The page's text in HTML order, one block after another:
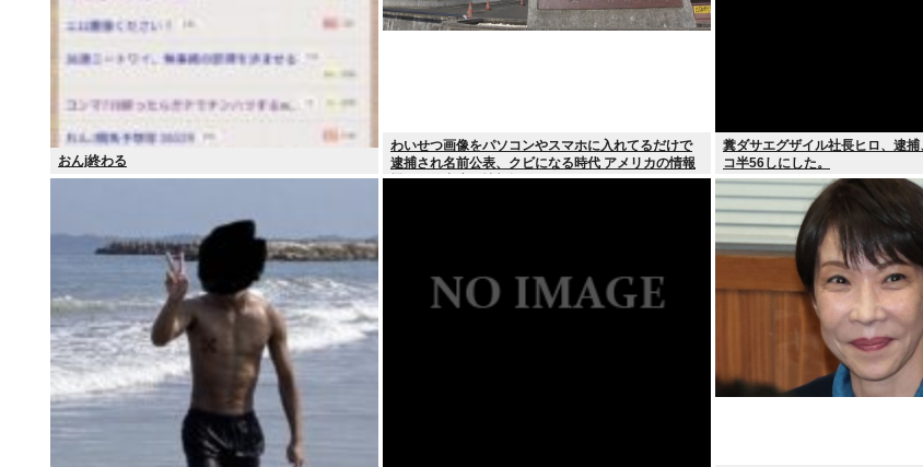
おんj終わる
わいせつ画像をパソコンやスマホに入れてるだけで
逮捕され名前公表、クビになる時代 アメリカの情報
機関が警察庁に情報提供
糞ダサエグザイル社長ヒロ、逮
コ半56しにした。